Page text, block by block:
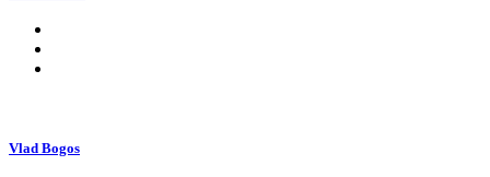
Vlad Bogos